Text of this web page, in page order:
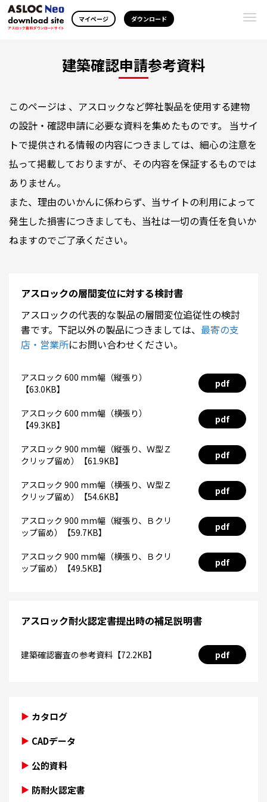
マイページ ダウンロード
建築確認申請参考資料
このページは 、アスロックなど弊社製品を使用する建物
の設計・確認申請に必要な資料を集めたものです。 当サイ
トで提供される情報の内容につきましては、細心の注意を
払って掲載しておりますが、その内容を保証するものでは
ありません。
また、理由のいかんに係わらず、当サイトの利用によって
発生した損害につきましても、当社は一切の責任を負いか
ねますのでご了承ください。
アスロックの層間変位に対する検討書
アスロックの代表的な製品の層間変位追従性の検討
書です。下記以外の製品につきましては、 最寄の支
店・営業所にお問い合わせください。
アスロック 600 mm幅（縦張り）
【63.0KB】
pdf
アスロック 600 mm幅（横張り）
【49.3KB】
pdf
アスロック 900 mm幅（縦張り、Ｗ型Ｚ
クリップ留め）【61.9KB】
pdf
アスロック 900 mm幅（横張り、Ｗ型Ｚ
クリップ留め）【54.6KB】
pdf
アスロック 900 mm幅（縦張り、Ｂクリ
ップ留め）【59.7KB】
pdf
アスロック 900 mm幅（横張り、Ｂクリ
ップ留め）【49.5KB】
pdf
アスロック耐火認定書提出時の補足説明書
建築確認審査の参考資料【72.2KB】 pdf
カタログ
CADデータ
公的資料
防耐火認定書